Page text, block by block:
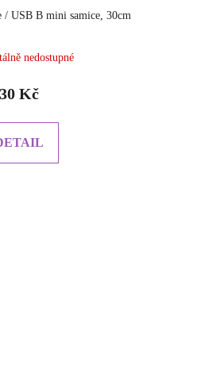
/ USB B mini samice, 30cm
hodnocení
je
nedostupné
30 Kč